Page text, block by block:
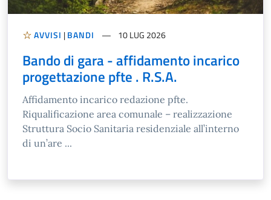
AVVISI |BANDI 10 LUG 2026
Bando di gara - affidamento incarico
progettazione pfte . R.S.A.
Affidamento incarico redazione pfte.
Riqualificazione area comunale – realizzazione
Struttura Socio Sanitaria residenziale all’interno
di un’are ...